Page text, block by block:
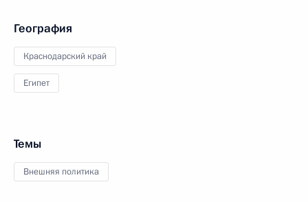
География
Краснодарский край
Египет
Темы
Внешняя политика